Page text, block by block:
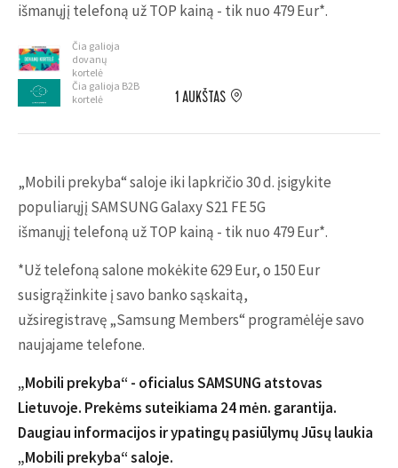
išmanųjį telefoną už TOP kainą - tik nuo 479 Eur*.
Čia galioja
dovanų
kortelė
Čia galioja B2B
kortelė
1 AUKŠTAS
„Mobili prekyba“ saloje iki lapkričio 30 d. įsigykite
populiarųjį SAMSUNG Galaxy S21 FE 5G
išmanųjį telefoną už TOP kainą - tik nuo 479 Eur*.
*Už telefoną salone mokėkite 629 Eur, o 150 Eur
susigrąžinkite į savo banko sąskaitą,
užsiregistravę „Samsung Members“ programėlėje savo
naujajame telefone.
„Mobili prekyba“ - oficialus SAMSUNG atstovas
Lietuvoje. Prekėms suteikiama 24 mėn. garantija.
Daugiau informacijos ir ypatingų pasiūlymų Jūsų laukia
„Mobili prekyba“ saloje.